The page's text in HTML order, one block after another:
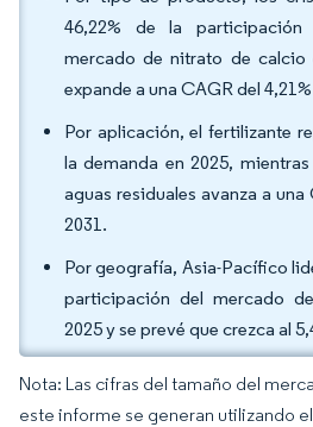
46,22% de la
mercado de nitrato de calcio
expande a una CAGR del
Por aplicación, el fertilizante
la demanda en 2025,
aguas residuales avanza a una
2031.
Por geografía, Asia-Pacífico
participación del mercado
2025 y se prevé que crezca al
Nota: Las cifras del tamaño del
este informe se generan utilizando